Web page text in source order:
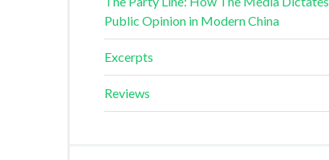
Public Opinion in Modern China
Excerpts
Reviews